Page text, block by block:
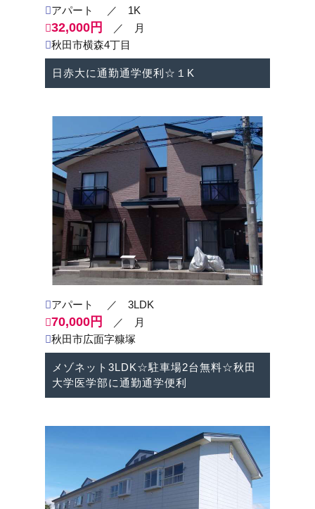
アパート ／ 1K
32,000円
／ 月
秋田市横森4丁目
日赤大に通勤通学便利☆１K
アパート ／ 3LDK
70,000円
／ 月
秋田市広面字糠塚
メゾネット3LDK☆駐車場2台無料☆秋田
大学医学部に通勤通学便利